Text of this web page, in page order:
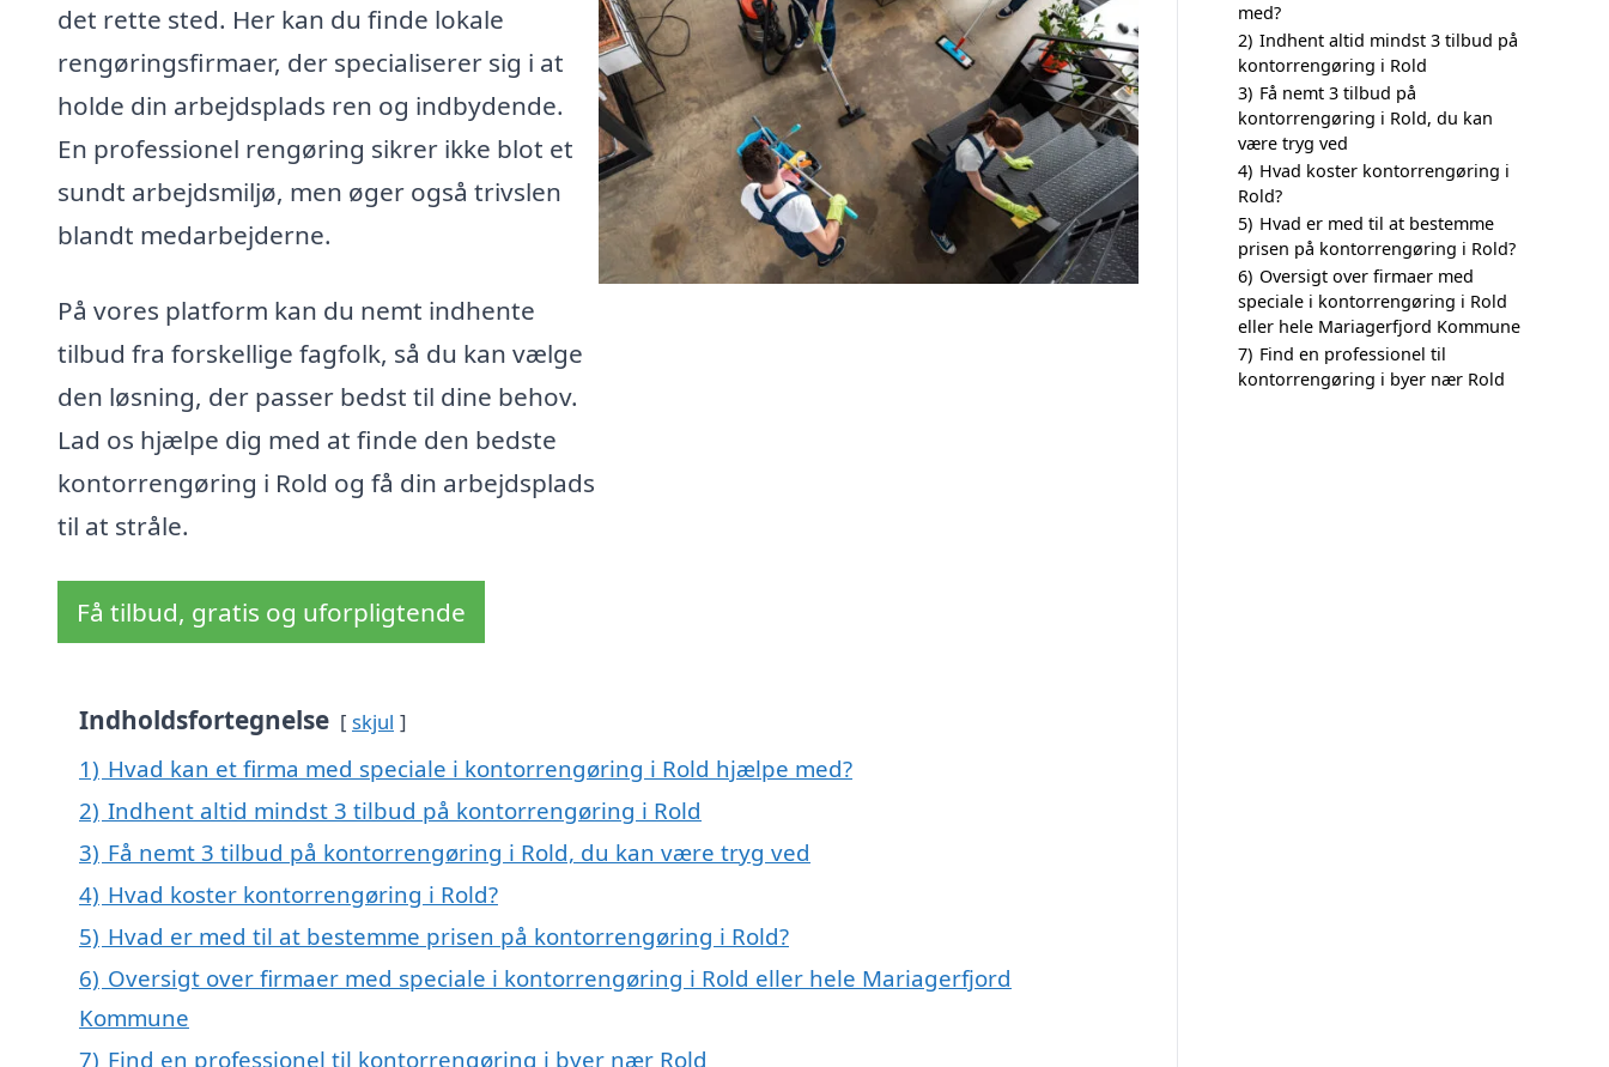
det rette sted. Her kan du finde lokale
rengøringsfirmaer, der specialiserer sig i at
holde din arbejdsplads ren og indbydende.
En professionel rengøring sikrer ikke blot et
sundt arbejdsmiljø, men øger også trivslen
blandt medarbejderne.
På vores platform kan du nemt indhente
tilbud fra forskellige fagfolk, så du kan vælge
den løsning, der passer bedst til dine behov.
Lad os hjælpe dig med at finde den bedste
kontorrengøring i Rold og få din arbejdsplads
til at stråle.
Få tilbud, gratis og uforpligtende
Indholdsfortegnelse skjul
1) Hvad kan et firma med speciale i kontorrengøring i Rold hjælpe med?
2) Indhent altid mindst 3 tilbud på kontorrengøring i Rold
3) Få nemt 3 tilbud på kontorrengøring i Rold, du kan være tryg ved
4) Hvad koster kontorrengøring i Rold?
5) Hvad er med til at bestemme prisen på kontorrengøring i Rold?
6) Oversigt over firmaer med speciale i kontorrengøring i Rold eller hele Mariagerfjord
Kommune
7) Find en professionel til kontorrengøring i byer nær Rold
med?
2) Indhent altid mindst 3 tilbud på
kontorrengøring i Rold
3) Få nemt 3 tilbud på
kontorrengøring i Rold, du kan
være tryg ved
4) Hvad koster kontorrengøring i
Rold?
5) Hvad er med til at bestemme
prisen på kontorrengøring i Rold?
6) Oversigt over firmaer med
speciale i kontorrengøring i Rold
eller hele Mariagerfjord Kommune
7) Find en professionel til
kontorrengøring i byer nær Rold